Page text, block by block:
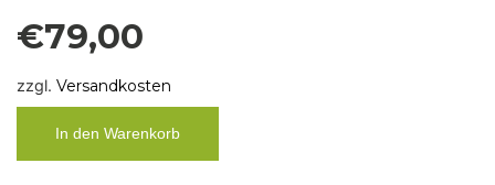
€79,00
zzgl. Versandkosten
In den Warenkorb